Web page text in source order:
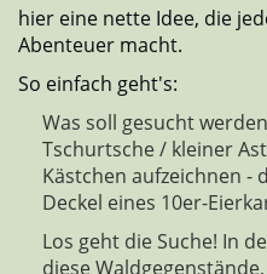
hier eine nette Idee, die
Abenteuer macht.
So einfach geht's:
Was soll gesucht
Tschurtsche / kleiner
Kästchen aufzeichnen -
Deckel eines 10er-
Los geht die Suche! In
diese